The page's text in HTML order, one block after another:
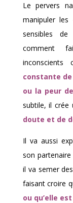
Le pervers
manipuler
sensibles
comment
inconscients
constante
ou la peur
subtile, il crée
doute et de
Il va aussi
son
il va semer
faisant croire
ou qu’elle